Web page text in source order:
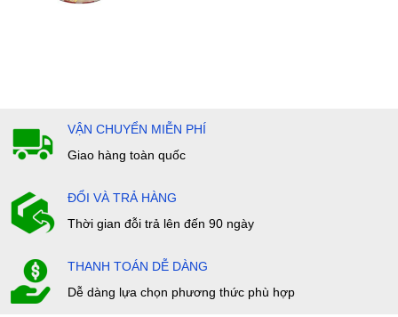
VẬN CHUYỂN MIỄN PHÍ
Giao hàng toàn quốc
ĐỔI VÀ TRẢ HÀNG
Thời gian đỗi trả lên đến 90 ngày
THANH TOÁN DỄ DÀNG
Dễ dàng lựa chọn phương thức phù hợp